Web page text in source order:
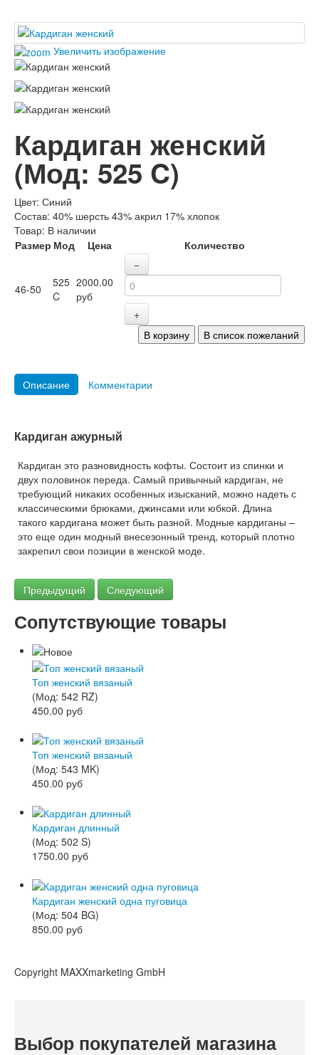
Увеличить изображение
Кардиган женский
(Мод: 525 C)
Цвет: Синий
Состав: 40% шерсть 43% акрил 17% хлопок
Товар: В наличии
Размер Мод Цена Количество
46-50
525
C
2000.00
руб
−
+
Описание Комментарии
Кардиган ажурный
Кардиган это разновидность кофты. Состоит из спинки и
двух половинок переда. Самый привычный кардиган, не
требующий никаких особенных изысканий, можно надеть с
классическими брюками, джинсами или юбкой. Длина
такого кардигана может быть разной. Модные кардиганы –
это еще один модный внесезонный тренд, который плотно
закрепил свои позиции в женской моде.
Предыдущий Следующий
Сопутствующие товары
Топ женский вязаный
(Мод: 542 RZ)
450.00 руб
Топ женский вязаный
(Мод: 543 MK)
450.00 руб
Кардиган длинный
(Мод: 502 S)
1750.00 руб
Кардиган женский одна пуговица
(Мод: 504 BG)
850.00 руб
Copyright MAXXmarketing GmbH
Выбор покупателей магазина